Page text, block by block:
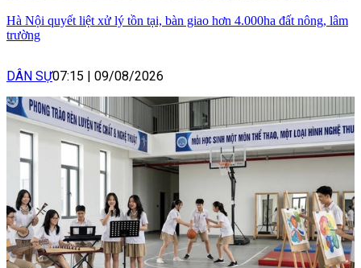
Hà Nội quyết liệt xử lý tồn tại, bàn giao hơn 4.000ha đất nông, lâm
trường
DÂN SỰ07:15 09/08/2026